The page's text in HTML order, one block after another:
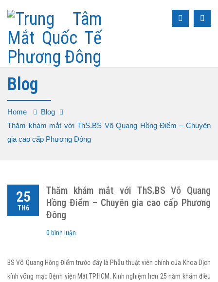
Blog
Home
Blog
Thăm khám mắt với ThS.BS Võ Quang Hồng Điểm – Chuyên
gia cao cấp Phương Đông
25
TH6
Thăm khám mắt với ThS.BS Võ Quang
Hồng Điểm – Chuyên gia cao cấp Phương
Đông
0 bình luận
BS Võ Quang Hồng Điểm trước đây là Phẫu thuật viên chính của Khoa Dịch
kính võng mạc Bệnh viện Mắt TP.HCM. Kinh nghiệm hơn 25 năm khám điều